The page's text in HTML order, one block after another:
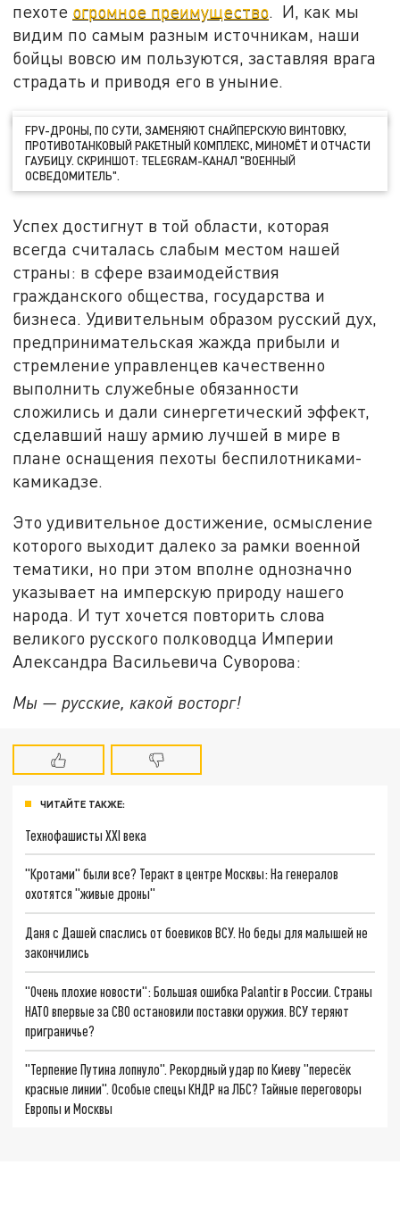
пехоте огромное преимущество. И, как мы
видим по самым разным источникам, наши
бойцы вовсю им пользуются, заставляя врага
страдать и приводя его в уныние.
FPV-ДРОНЫ, ПО СУТИ, ЗАМЕНЯЮТ СНАЙПЕРСКУЮ ВИНТОВКУ,
ПРОТИВОТАНКОВЫЙ РАКЕТНЫЙ КОМПЛЕКС, МИНОМЁТ И ОТЧАСТИ
ГАУБИЦУ. СКРИНШОТ: TELEGRAM-КАНАЛ "ВОЕННЫЙ
ОСВЕДОМИТЕЛЬ".
Успех достигнут в той области, которая
всегда считалась слабым местом нашей
страны: в сфере взаимодействия
гражданского общества, государства и
бизнеса. Удивительным образом русский дух,
предпринимательская жажда прибыли и
стремление управленцев качественно
выполнить служебные обязанности
сложились и дали синергетический эффект,
сделавший нашу армию лучшей в мире в
плане оснащения пехоты беспилотниками-
камикадзе.
Это удивительное достижение, осмысление
которого выходит далеко за рамки военной
тематики, но при этом вполне однозначно
указывает на имперскую природу нашего
народа. И тут хочется повторить слова
великого русского полководца Империи
Александра Васильевича Суворова:
Мы — русские, какой восторг!
ЧИТАЙТЕ ТАКЖЕ:
Технофашисты XXI века
"Кротами" были все? Теракт в центре Москвы: На генералов
охотятся "живые дроны"
Даня с Дашей спаслись от боевиков ВСУ. Но беды для малышей не
закончились
"Очень плохие новости": Большая ошибка Palantir в России. Страны
НАТО впервые за СВО остановили поставки оружия. ВСУ теряют
приграничье?
"Терпение Путина лопнуло". Рекордный удар по Киеву "пересёк
красные линии". Особые спецы КНДР на ЛБС? Тайные переговоры
Европы и Москвы